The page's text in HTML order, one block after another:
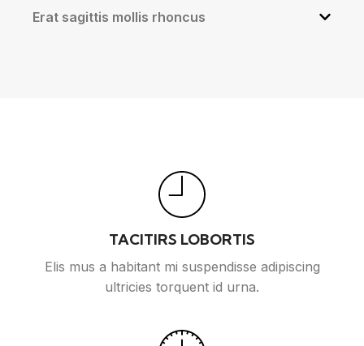
Erat sagittis mollis rhoncus
TACITIRS LOBORTIS
Elis mus a habitant mi suspendisse adipiscing
ultricies torquent id urna.